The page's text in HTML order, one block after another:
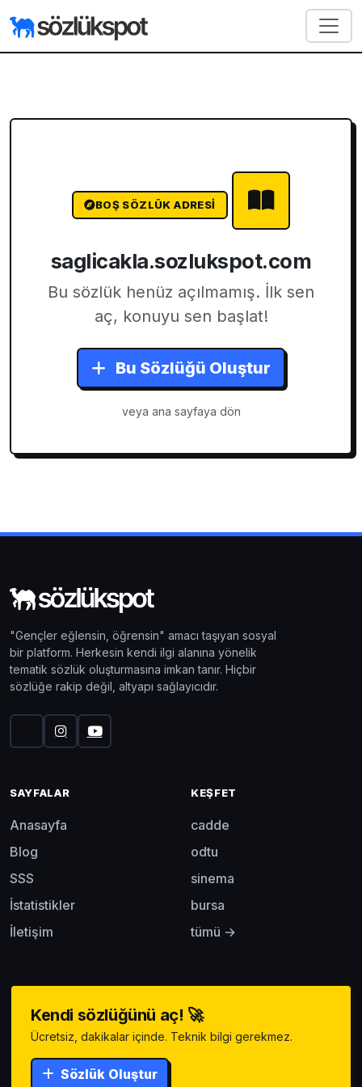
BOŞ SÖZLÜK ADRESI
saglicakla.sozlukspot.com
Bu sözlük henüz açılmamış. İlk sen
aç, konuyu sen başlat!
Bu Sözlüğü Oluştur
veya ana sayfaya dön
"Gençler eğlensin, öğrensin" amacı taşıyan sosyal
bir platform. Herkesin kendi ilgi alanına yönelik
tematik sözlük oluşturmasına imkan tanır. Hiçbir
sözlüğe rakip değil, altyapı sağlayıcıdır.
SAYFALAR
Anasayfa
Blog
SSS
İstatistikler
İletişim
KEŞFET
cadde
odtu
sinema
bursa
tümü →
Kendi sözlüğünü aç! 🚀
Ücretsiz, dakikalar içinde. Teknik bilgi gerekmez.
Sözlük Oluştur